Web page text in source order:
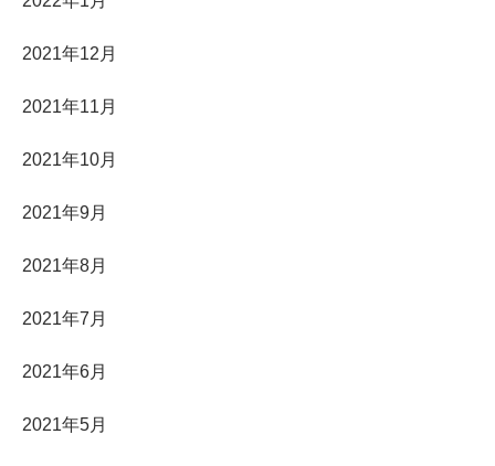
2021年12月
2021年11月
2021年10月
2021年9月
2021年8月
2021年7月
2021年6月
2021年5月